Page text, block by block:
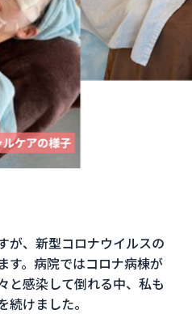
が、新型コロナウイルスの
す。病院ではコロナ病棟が
と感染して倒れる中、私も
けました。